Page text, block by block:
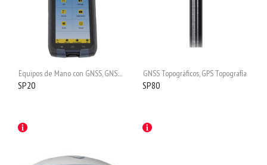
Equipos de Mano con GNSS,GNSS Topográficos ,GPS Topografía,Mapping & GIS
SP20
GNSS Topográficos,GPS Topografía
SP80